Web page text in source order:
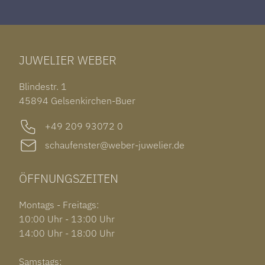
IWC PORTUGIESER
ARMSCHMUCK
OHRSCHMUCK
OUT OF COLLECTION
TAG HEUER CARRERA
ROLEX SUBMARINER DATE
GARMIN VENU 3S
JUWELIER WEBER
Blindestr. 1
45894 Gelsenkirchen-Buer
+49 209 93072 0
schaufenster@weber-juwelier.de
ÖFFNUNGSZEITEN
Montags - Freitags:
10:00 Uhr - 13:00 Uhr
14:00 Uhr - 18:00 Uhr
Samstags: